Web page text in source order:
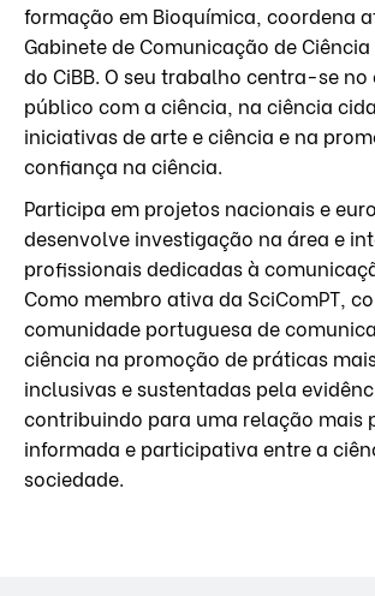
formação em Bioquímica, coordena
Gabinete de Comunicação de Ciência
do CiBB. O seu trabalho centra-se
público com a ciência, na ciência
iniciativas de arte e ciência e na
confiança na ciência.
Participa em projetos nacionais e
desenvolve investigação na área e
profissionais dedicadas à
Como membro ativa da SciComPT,
comunidade portuguesa de
ciência na promoção de práticas
inclusivas e sustentadas pela
contribuindo para uma relação mais
informada e participativa entre a
sociedade.